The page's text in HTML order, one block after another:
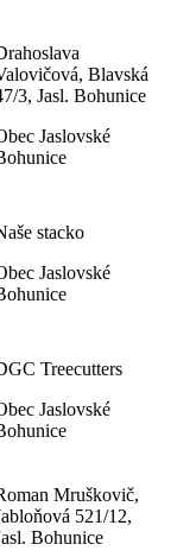
Blavská
3, Jasl. Bohunice
Jaslovské
stacko
Jaslovské
Treecutters
Jaslovské
Mruškovič,
521/12,
Bohunice